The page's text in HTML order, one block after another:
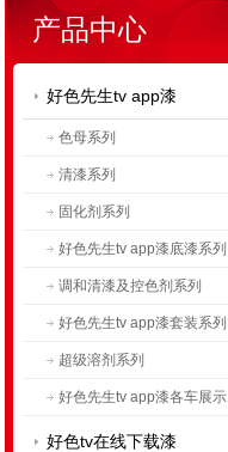
产品中心
好色先生tv app漆
色母系列
清漆系列
固化剂系列
好色先生tv app漆底漆系列
调和清漆及控色剂系列
好色先生tv app漆套装系列
超级溶剂系列
好色先生tv app漆各车展示
好色tv在线下载漆